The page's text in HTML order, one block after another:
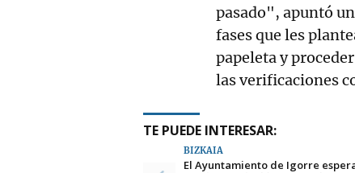
pasado", apuntó
fases que les
papeleta y
las verificaciones
TE PUEDE INTERESAR:
BIZKAIA
El Ayuntamiento de Igorre